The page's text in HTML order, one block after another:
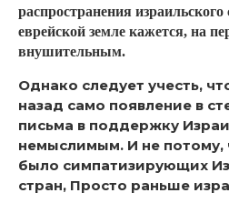
распространения израильского
еврейской земле кажется, на
внушительным.
Однако следует учесть,
назад само появление в
письма в поддержку
немыслимым. И не потому,
было симпатизирующих
стран, Просто раньше